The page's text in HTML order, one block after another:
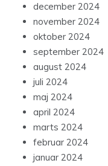
december 2024
november 2024
oktober 2024
september 2024
august 2024
juli 2024
maj 2024
april 2024
marts 2024
februar 2024
januar 2024